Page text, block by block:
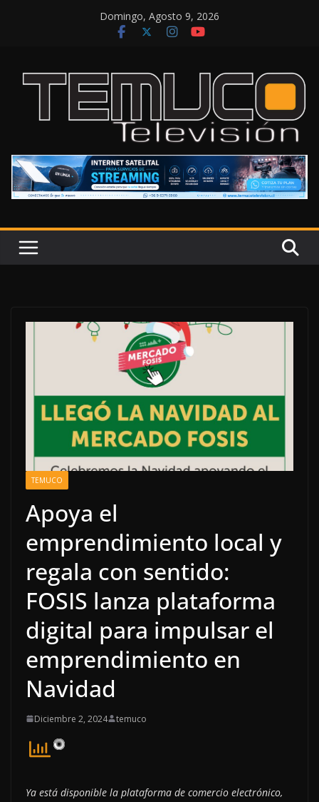
Domingo, Agosto 9, 2026
TEMUCO
Apoya el
emprendimiento local y
regala con sentido:
FOSIS lanza plataforma
digital para impulsar el
emprendimiento en
Navidad
Diciembre 2, 2024 temuco
Ya está disponible la plataforma de comercio electrónico,